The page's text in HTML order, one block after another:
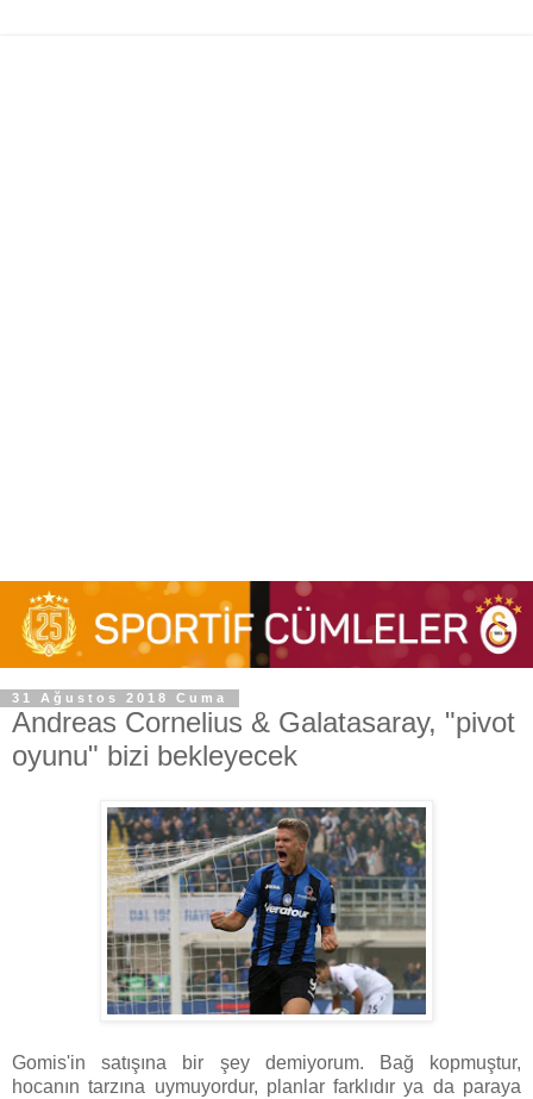
31 Ağustos 2018 Cuma
Andreas Cornelius & Galatasaray, "pivot
oyunu" bizi bekleyecek
Gomis'in satışına bir şey demiyorum. Bağ kopmuştur,
hocanın tarzına uymuyordur, planlar farklıdır ya da paraya